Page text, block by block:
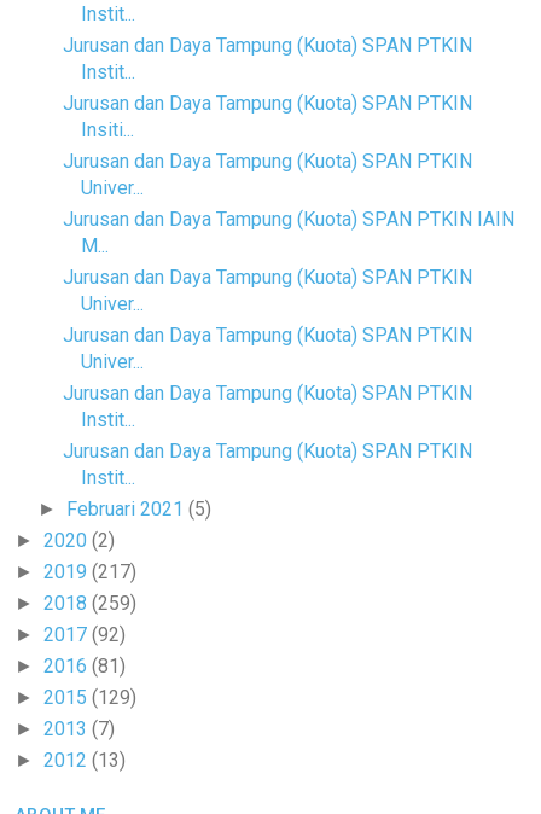
Instit...
Jurusan dan Daya Tampung (Kuota) SPAN PTKIN
Instit...
Jurusan dan Daya Tampung (Kuota) SPAN PTKIN
Insiti...
Jurusan dan Daya Tampung (Kuota) SPAN PTKIN
Univer...
Jurusan dan Daya Tampung (Kuota) SPAN PTKIN IAIN
M...
Jurusan dan Daya Tampung (Kuota) SPAN PTKIN
Univer...
Jurusan dan Daya Tampung (Kuota) SPAN PTKIN
Univer...
Jurusan dan Daya Tampung (Kuota) SPAN PTKIN
Instit...
Jurusan dan Daya Tampung (Kuota) SPAN PTKIN
Instit...
► Februari 2021(5)
► 2020 (2)
► 2019 (217)
► 2018 (259)
► 2017 (92)
► 2016 (81)
► 2015 (129)
► 2013 (7)
► 2012 (13)